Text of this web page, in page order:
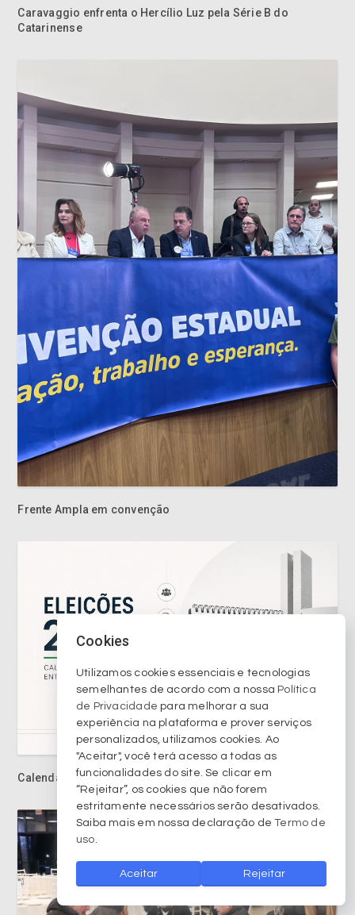
Caravaggio enfrenta o Hercílio Luz pela Série B do
Catarinense
Frente Ampla em convenção
Calendário eleitoral entra na fase decisiva
Cookies
Utilizamos cookies essenciais e tecnologias
semelhantes de acordo com a nossa Política
de Privacidade para melhorar a sua
experiência na plataforma e prover serviços
personalizados, utilizamos cookies. Ao
"Aceitar", você terá acesso a todas as
funcionalidades do site. Se clicar em
“Rejeitar”, os cookies que não forem
estritamente necessários serão desativados.
Saiba mais em nossa declaração deTermo de
uso.
Aceitar Rejeitar